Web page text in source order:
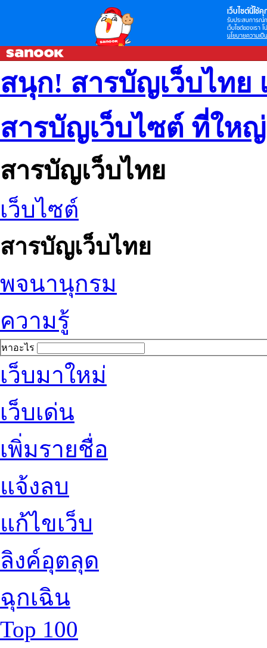
เว็บไซต์นี้ใช้คุ
รับประสบการณ์
เว็บไซต์ของเรา
นโยบายความเป็
สนุก! สารบัญเว็บไทย
สารบัญเว็บไซต์ ที่ให
สารบัญเว็บไทย
เว็บไซต์
สารบัญเว็บไทย
พจนานุกรม
ความรู้
หาอะไร
เว็บมาใหม่
เว็บเด่น
เพิ่มรายชื่อ
แจ้งลบ
แก้ไขเว็บ
ลิงค์อุตลุด
ฉุกเฉิน
Top 100